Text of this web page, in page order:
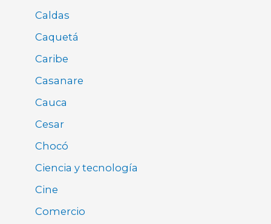
Caldas
Caquetá
Caribe
Casanare
Cauca
Cesar
Chocó
Ciencia y tecnología
Cine
Comercio